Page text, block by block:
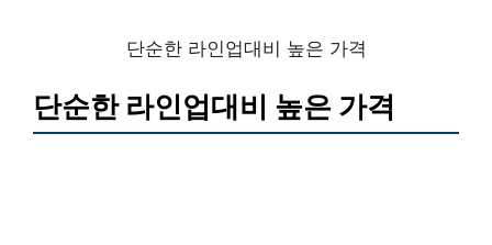
단순한 라인업대비 높은 가격
단순한 라인업대비 높은 가격